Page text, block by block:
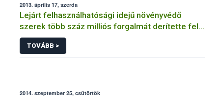
2013. április 17, szerda
Lejárt felhasználhatósági idejű növényvédő
szerek több száz milliós forgalmát derítette fel a
NÉBIH
TOVÁBB >
2014. szeptember 25, csütörtök